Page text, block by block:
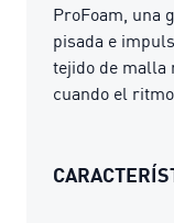
ProFoam, una
pisada e
tejido de malla
cuando el